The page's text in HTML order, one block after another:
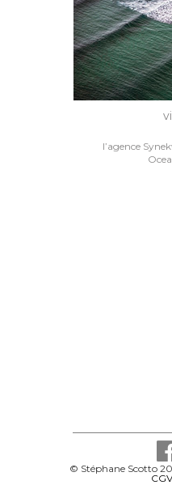
l’agence
© Stéphane Scotto
CGV